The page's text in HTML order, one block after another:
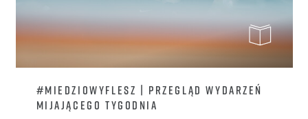
#MIEDZIOWYFLESZ | PRZEGLĄD WYDARZEŃ
MIJAJĄCEGO TYGODNIA